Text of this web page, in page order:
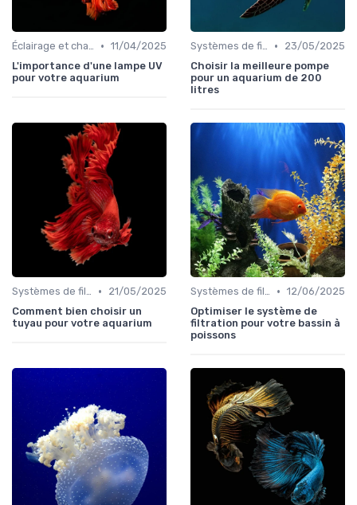
Éclairage et chauffage • 11/04/2025
L'importance d'une lampe UV
pour votre aquarium
Systèmes de filtration •
23/05/2025
Choisir la meilleure pompe
pour un aquarium de 200
litres
Systèmes de filtration •
21/05/2025
Comment bien choisir un
tuyau pour votre aquarium
Systèmes de filtration • 12/06/2025
Optimiser le système de
filtration pour votre bassin à
poissons